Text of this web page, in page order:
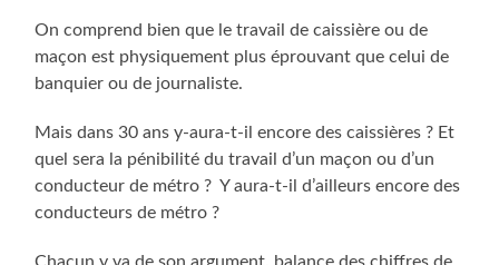
On comprend bien que le travail de caissière ou de
maçon est physiquement plus éprouvant que celui de
banquier ou de journaliste.
Mais dans 30 ans y-aura-t-il encore des caissières ? Et
quel sera la pénibilité du travail d’un maçon ou d’un
conducteur de métro ? Y aura-t-il d’ailleurs encore des
conducteurs de métro ?
Chacun y va de son argument, balance des chiffres de